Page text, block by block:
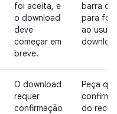
foi aceita, e
o download
deve
começar em
breve.
barra
para
ao
O download
requer
confirmação
Peça
do